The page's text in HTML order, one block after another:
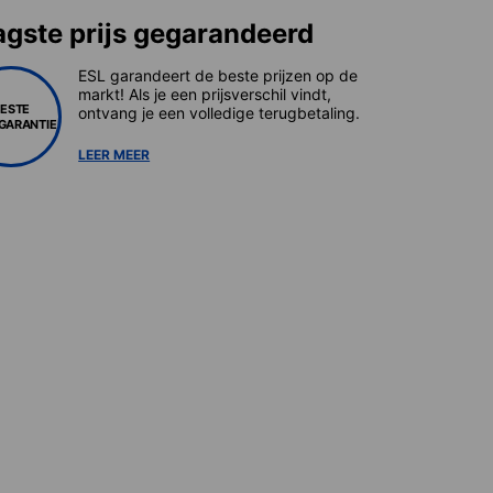
prijs gegarandeerd
ESL garandeert de beste prijzen op de
markt! Als je een prijsverschil vindt,
ontvang je een volledige terugbetaling.
LEER MEER